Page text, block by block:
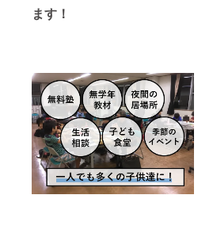
ます！